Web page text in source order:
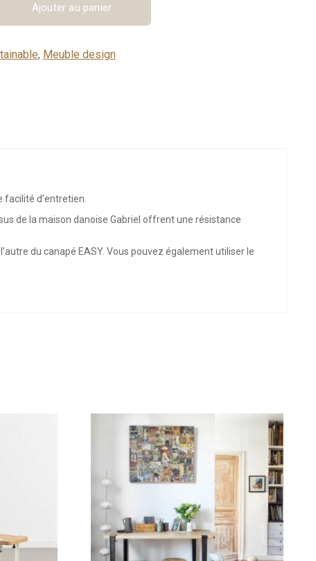
Ajouter au panier
, Meuble design
facilité d’entretien.
de la maison danoise Gabriel offrent une résistance
du canapé EASY. Vous pouvez également utiliser le